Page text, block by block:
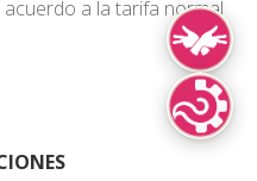
a la tarifa normal
Lengua de
Lenguas